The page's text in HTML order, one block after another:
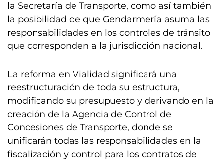
la Secretaría de Transporte, como así también
la posibilidad de que Gendarmería asuma las
responsabilidades en los controles de tránsito
que corresponden a la jurisdicción nacional.
La reforma en Vialidad significará una
reestructuración de toda su estructura,
modificando su presupuesto y derivando en la
creación de la Agencia de Control de
Concesiones de Transporte, donde se
unificarán todas las responsabilidades en la
fiscalización y control para los contratos de